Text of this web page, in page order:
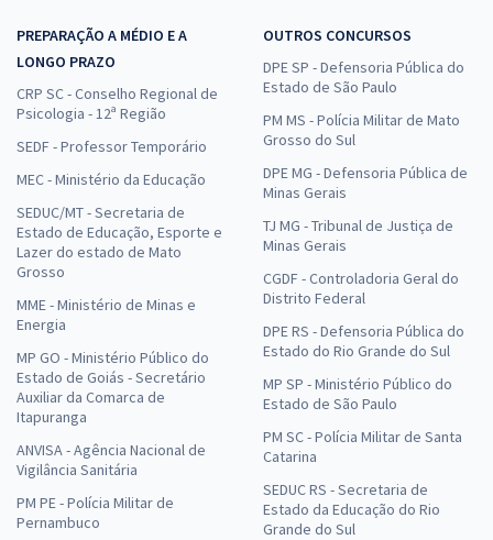
PREPARAÇÃO A MÉDIO E A
LONGO PRAZO
CRP SC - Conselho Regional de
Psicologia - 12ª Região
SEDF - Professor Temporário
MEC - Ministério da Educação
SEDUC/MT - Secretaria de
Estado de Educação, Esporte e
Lazer do estado de Mato
Grosso
MME - Ministério de Minas e
Energia
MP GO - Ministério Público do
Estado de Goiás - Secretário
Auxiliar da Comarca de
Itapuranga
ANVISA - Agência Nacional de
Vigilância Sanitária
PM PE - Polícia Militar de
Pernambuco
OUTROS CONCURSOS
DPE SP - Defensoria Pública do
Estado de São Paulo
PM MS - Polícia Militar de Mato
Grosso do Sul
DPE MG - Defensoria Pública de
Minas Gerais
TJ MG - Tribunal de Justiça de
Minas Gerais
CGDF - Controladoria Geral do
Distrito Federal
DPE RS - Defensoria Pública do
Estado do Rio Grande do Sul
MP SP - Ministério Público do
Estado de São Paulo
PM SC - Polícia Militar de Santa
Catarina
SEDUC RS - Secretaria de
Estado da Educação do Rio
Grande do Sul